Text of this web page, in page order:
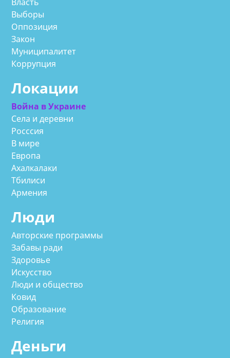
Выборы
Оппозиция
Закон
Муниципалитет
Коррупция
Локации
Война в Украине
Села и деревни
Росссия
В мире
Европа
Ахалкалаки
Тбилиси
Армения
Люди
Авторские программы
Забавы ради
Здоровье
Искусство
Люди и общество
Ковид
Образование
Религия
Деньги